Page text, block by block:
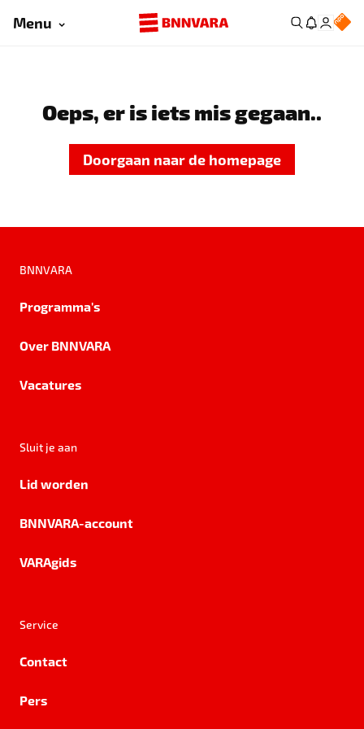
Menu
Oeps, er is iets mis gegaan..
Doorgaan naar de homepage
BNNVARA
Programma's
Over BNNVARA
Vacatures
Sluit je aan
Lid worden
BNNVARA-account
VARAgids
Service
Contact
Pers